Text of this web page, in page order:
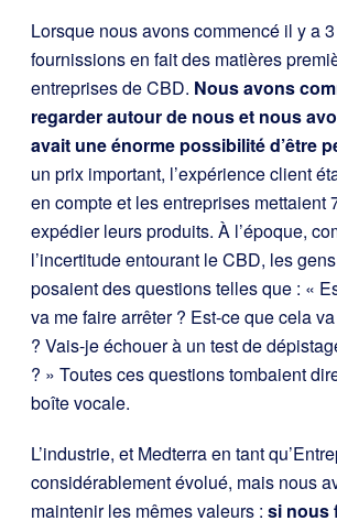
Lorsque nous avons commencé il y a
fournissions en fait des matières
entreprises de CBD. Nous avons
regarder autour de nous et nous
avait une énorme possibilité d’être
un prix important, l’expérience client
en compte et les entreprises mettaient
expédier leurs produits. À l’époque,
l’incertitude entourant le CBD, les
posaient des questions telles que : «
va me faire arrêter ? Est-ce que cela
? Vais-je échouer à un test de
? » Toutes ces questions tombaient
boîte vocale.
L’industrie, et Medterra en tant
considérablement évolué, mais nous
maintenir les mêmes valeurs : si nous